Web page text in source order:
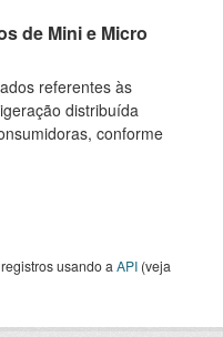
de Mini e Micro
referentes às
distribuída
conforme
usando a API (veja